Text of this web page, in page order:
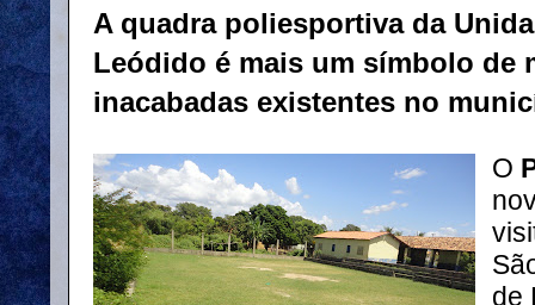
A quadra poliesportiva da
Leódido é mais um símbolo de
inacabadas existentes no
O
de